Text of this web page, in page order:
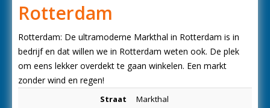
Rotterdam
Rotterdam: De ultramoderne Markthal in Rotterdam is in
bedrijf en dat willen we in Rotterdam weten ook. De plek
om eens lekker overdekt te gaan winkelen. Een markt
zonder wind en regen!
Straat Markthal